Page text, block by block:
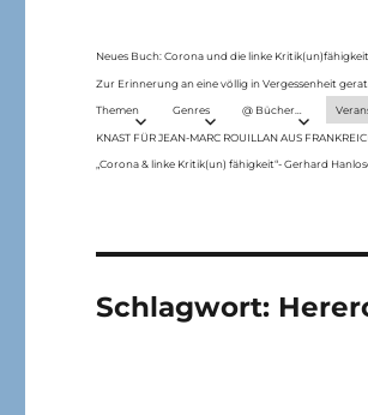
Neues Buch: Corona und die linke
Zur Erinnerung an eine völlig in Vergessenheit
Themen Genres @ Bücher…
KNAST FÜR JEAN-MARC ROUILLAN AUS
„Corona & linke Kritik(un) fähigkeit“- Gerhard
Schlagwort: